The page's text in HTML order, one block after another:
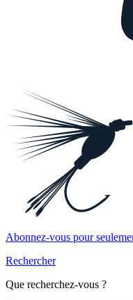
Abonnez-vous pour
Rechercher
Que recherchez-vous ?